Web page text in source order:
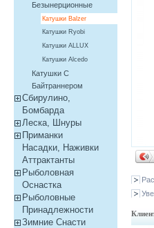
Безынерционные
Катушки Balzer
Катушки Ryobi
Катушки ALLUX
Катушки Alcedo
Катушки С
Байтраннером
Сбирулино,
Бомбарда
Леска, Шнуры
Приманки
Насадки, Наживки
Aттрактанты
Рыболовная
Оснастка
Рыболовные
Принадлежности
Зимние Снасти